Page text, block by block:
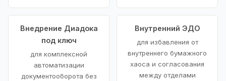
Внедрение Диадока
под ключ
для комплексной
автоматизации
документооборота без
Внутренний ЭДО
для избавления от
внутреннего бумажного
хаоса и согласования
между отделами